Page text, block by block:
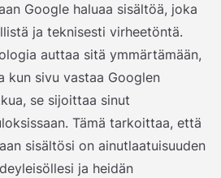
Google haluaa sisältöä, joka
ja teknisesti virheetöntä.
auttaa sitä ymmärtämään,
kun sivu vastaa Googlen
se sijoittaa sinut
Tämä tarkoittaa, että
sisältösi on ainutlaatuisuuden
ja heidän